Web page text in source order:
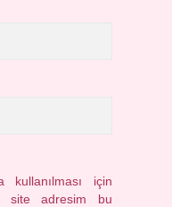
kullanılması için
site adresim bu